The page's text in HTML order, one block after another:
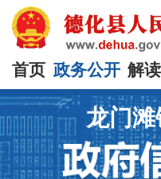
首页 政务公开 解
龙门滩